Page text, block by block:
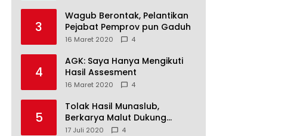
3
Wagub Berontak, Pelantikan
Pejabat Pemprov pun Gaduh
16 Maret 2020 4
4
AGK: Saya Hanya Mengikuti
Hasil Assesment
16 Maret 2020 4
5
Tolak Hasil Munaslub,
Berkarya Malut Dukung
Tommy Soeharto
17 Juli 2020 4